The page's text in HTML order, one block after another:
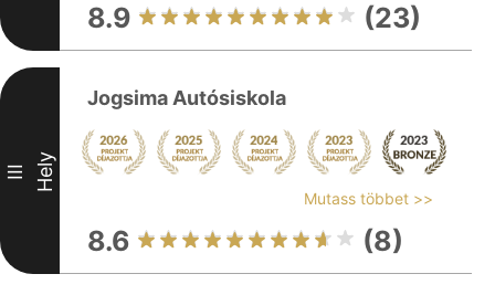
8.9 (23)
III Hely
Jogsima Autósiskola
Mutass többet >>
8.6 (8)